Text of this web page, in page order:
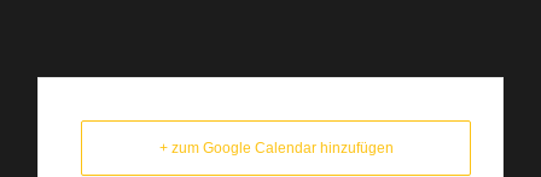
+ zum Google Calendar hinzufügen